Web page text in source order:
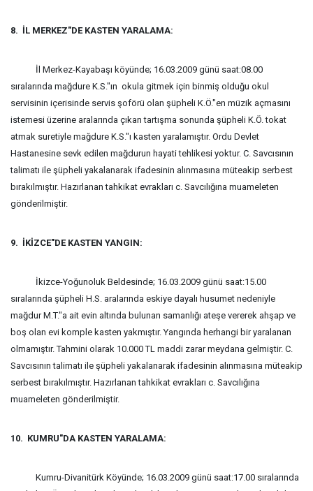
8. İL MERKEZ"DE KASTEN YARALAMA:
İl Merkez-Kayabaşı köyünde; 16.03.2009 günü saat:08.00
sıralarında mağdure K.S."ın okula gitmek için binmiş olduğu okul
servisinin içerisinde servis şoförü olan şüpheli K.Ö."en müzik açmasını
istemesi üzerine aralarında çıkan tartışma sonunda şüpheli K.Ö. tokat
atmak suretiyle mağdure K.S."ı kasten yaralamıştır. Ordu Devlet
Hastanesine sevk edilen mağdurun hayati tehlikesi yoktur. C. Savcısının
talimatı ile şüpheli yakalanarak ifadesinin alınmasına müteakip serbest
bırakılmıştır. Hazırlanan tahkikat evrakları c. Savcılığına muameleten
gönderilmiştir.
9. İKİZCE"DE KASTEN YANGIN:
İkizce-Yoğunoluk Beldesinde; 16.03.2009 günü saat:15.00
sıralarında şüpheli H.S. aralarında eskiye dayalı husumet nedeniyle
mağdur M.T."a ait evin altında bulunan samanlığı ateşe vererek ahşap ve
boş olan evi komple kasten yakmıştır. Yangında herhangi bir yaralanan
olmamıştır. Tahmini olarak 10.000 TL maddi zarar meydana gelmiştir. C.
Savcısının talimatı ile şüpheli yakalanarak ifadesinin alınmasına müteakip
serbest bırakılmıştır. Hazırlanan tahkikat evrakları c. Savcılığına
muameleten gönderilmiştir.
10. KUMRU"DA KASTEN YARALAMA:
Kumru-Divanitürk Köyünde; 16.03.2009 günü saat:17.00 sıralarında